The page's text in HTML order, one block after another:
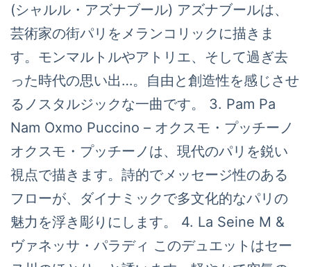
(シャルル・アズナブール) アズナブールは、
芸術家の街パリをメランコリックに描きま
す。モンマルトルやアトリエ、そして過ぎ去
った時代の思い出…。自由と創造性を感じさせ
るノスタルジックな一曲です。 3. Pam Pa
Nam Oxmo Puccino – オクスモ・プッチーノ
オクスモ・プッチーノは、現代のパリを鋭い
視点で描きます。詩的でメッセージ性のある
フローが、ダイナミックで多文化的なパリの
魅力を浮き彫りにします。 4. La Seine M &
ヴァネッサ・パラディ このデュエットはセー